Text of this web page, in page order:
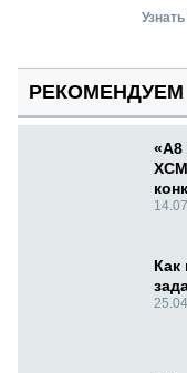
РЕКОМЕНДУЕМ
«А8
Как